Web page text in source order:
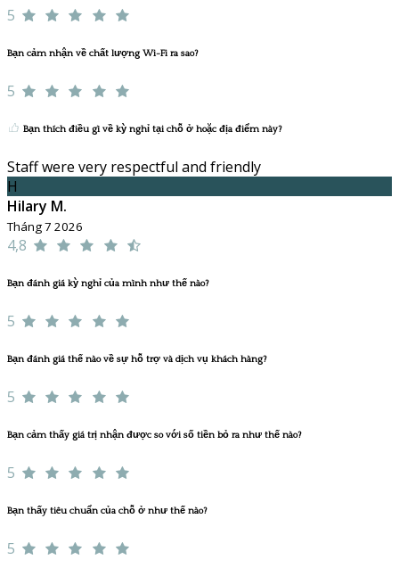
5
Bạn cảm nhận về chất lượng Wi-Fi ra sao?
5
Bạn thích điều gì về kỳ nghỉ tại chỗ ở hoặc địa điểm này?
Staff were very respectful and friendly
H
Hilary M.
Tháng 7 2026
4,8
Bạn đánh giá kỳ nghỉ của mình như thế nào?
5
Bạn đánh giá thế nào về sự hỗ trợ và dịch vụ khách hàng?
5
Bạn cảm thấy giá trị nhận được so với số tiền bỏ ra như thế nào?
5
Bạn thấy tiêu chuẩn của chỗ ở như thế nào?
5